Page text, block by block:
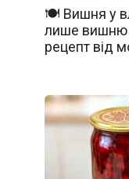
🍽️ Вишня у
лише вишню
рецепт від